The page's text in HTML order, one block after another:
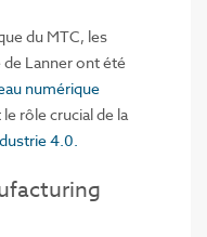
du MTC, les
Lanner ont été
numérique
rôle crucial de la
4.0.